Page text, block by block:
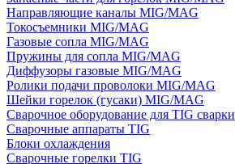
Направляющие каналы MIG/MAG
Токосъемники MIG/MAG
Газовые сопла MIG/MAG
Пружины для сопла MIG/MAG
Диффузоры газовые MIG/MAG
Ролики подачи проволоки MIG/MAG
Шейки горелок (гусаки) MIG/MAG
Сварочное оборудование для TIG сварки
Сварочные аппараты TIG
Блоки охлаждения
Сварочные горелки TIG